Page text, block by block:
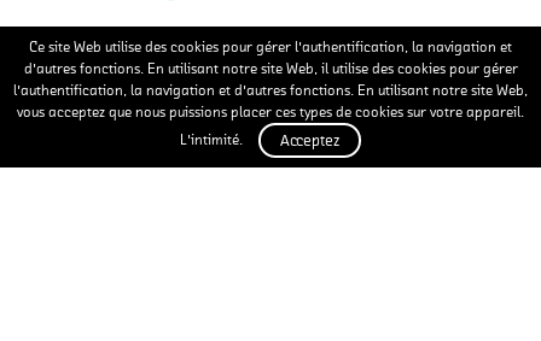
Ce site Web utilise des cookies pour gérer l'authentification, la navigation et
d'autres fonctions. En utilisant notre site Web, il utilise des cookies pour gérer
l'authentification, la navigation et d'autres fonctions. En utilisant notre site Web,
vous acceptez que nous puissions placer ces types de cookies sur votre appareil.
L'intimité.
Acceptez